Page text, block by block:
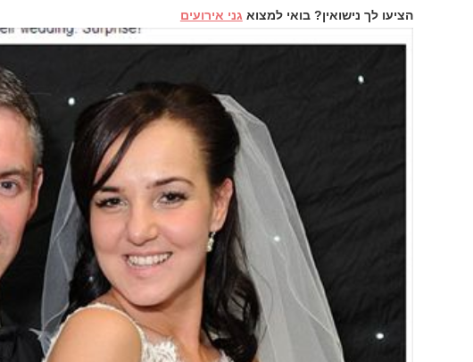
הציעו לך נישואין? בואי למצוא גני אירועים